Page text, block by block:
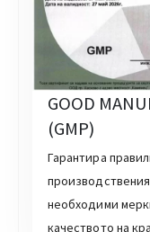
GOOD
(GMP)
Гарантира
необходими
качеството на